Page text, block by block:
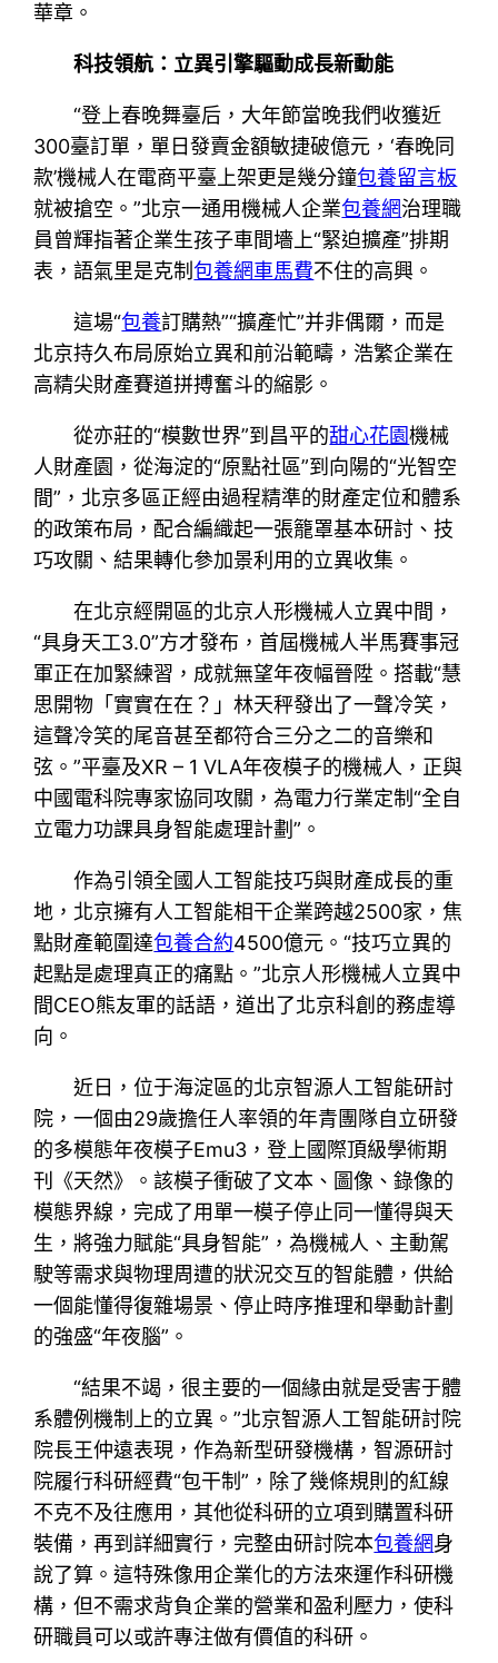
華章。
科技領航：立異引擎驅動成長新動能
“登上春晚舞臺后，大年節當晚我們收獲近
300臺訂單，單日發賣金額敏捷破億元，‘春晚同
款’機械人在電商平臺上架更是幾分鐘包養留言板
就被搶空。”北京一通用機械人企業包養網治理職
員曾輝指著企業生孩子車間墻上“緊迫擴產”排期
表，語氣里是克制包養網車馬費不住的高興。
這場“包養訂購熱”“擴產忙”并非偶爾，而是
北京持久布局原始立異和前沿範疇，浩繁企業在
高精尖財產賽道拼搏奮斗的縮影。
從亦莊的“模數世界”到昌平的甜心花園機械
人財產園，從海淀的“原點社區”到向陽的“光智空
間”，北京多區正經由過程精準的財產定位和體系
的政策布局，配合編織起一張籠罩基本研討、技
巧攻關、結果轉化參加景利用的立異收集。
在北京經開區的北京人形機械人立異中間，
“具身天工3.0”方才發布，首屆機械人半馬賽事冠
軍正在加緊練習，成就無望年夜幅晉陞。搭載“慧
思開物「實實在在？」林天秤發出了一聲冷笑，
這聲冷笑的尾音甚至都符合三分之二的音樂和
弦。”平臺及XR – 1 VLA年夜模子的機械人，正與
中國電科院專家協同攻關，為電力行業定制“全自
立電力功課具身智能處理計劃”。
作為引領全國人工智能技巧與財產成長的重
地，北京擁有人工智能相干企業跨越2500家，焦
點財產範圍達包養合約4500億元。“技巧立異的
起點是處理真正的痛點。”北京人形機械人立異中
間CEO熊友軍的話語，道出了北京科創的務虛導
向。
近日，位于海淀區的北京智源人工智能研討
院，一個由29歲擔任人率領的年青團隊自立研發
的多模態年夜模子Emu3，登上國際頂級學術期
刊《天然》。該模子衝破了文本、圖像、錄像的
模態界線，完成了用單一模子停止同一懂得與天
生，將強力賦能“具身智能”，為機械人、主動駕
駛等需求與物理周遭的狀況交互的智能體，供給
一個能懂得復雜場景、停止時序推理和舉動計劃
的強盛“年夜腦”。
“結果不竭，很主要的一個緣由就是受害于體
系體例機制上的立異。”北京智源人工智能研討院
院長王仲遠表現，作為新型研發機構，智源研討
院履行科研經費“包干制”，除了幾條規則的紅線
不克不及往應用，其他從科研的立項到購置科研
裝備，再到詳細實行，完整由研討院本包養網身
說了算。這特殊像用企業化的方法來運作科研機
構，但不需求背負企業的營業和盈利壓力，使科
研職員可以或許專注做有價值的科研。